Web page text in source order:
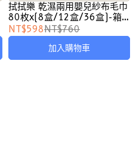
不掉棉絮、不沾肌膚
拭拭樂 乾濕兩用嬰兒紗布毛巾
80枚x(8盒/12盒/36盒)-箱
購
NT$598NT$760
加入購物車